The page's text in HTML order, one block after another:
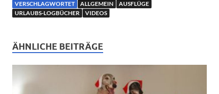
VERSCHLAGWORTET ALLGEMEIN
AUSFLÜGE
URLAUBS-LOGBÜCHER
VIDEOS
ÄHNLICHE BEITRÄGE